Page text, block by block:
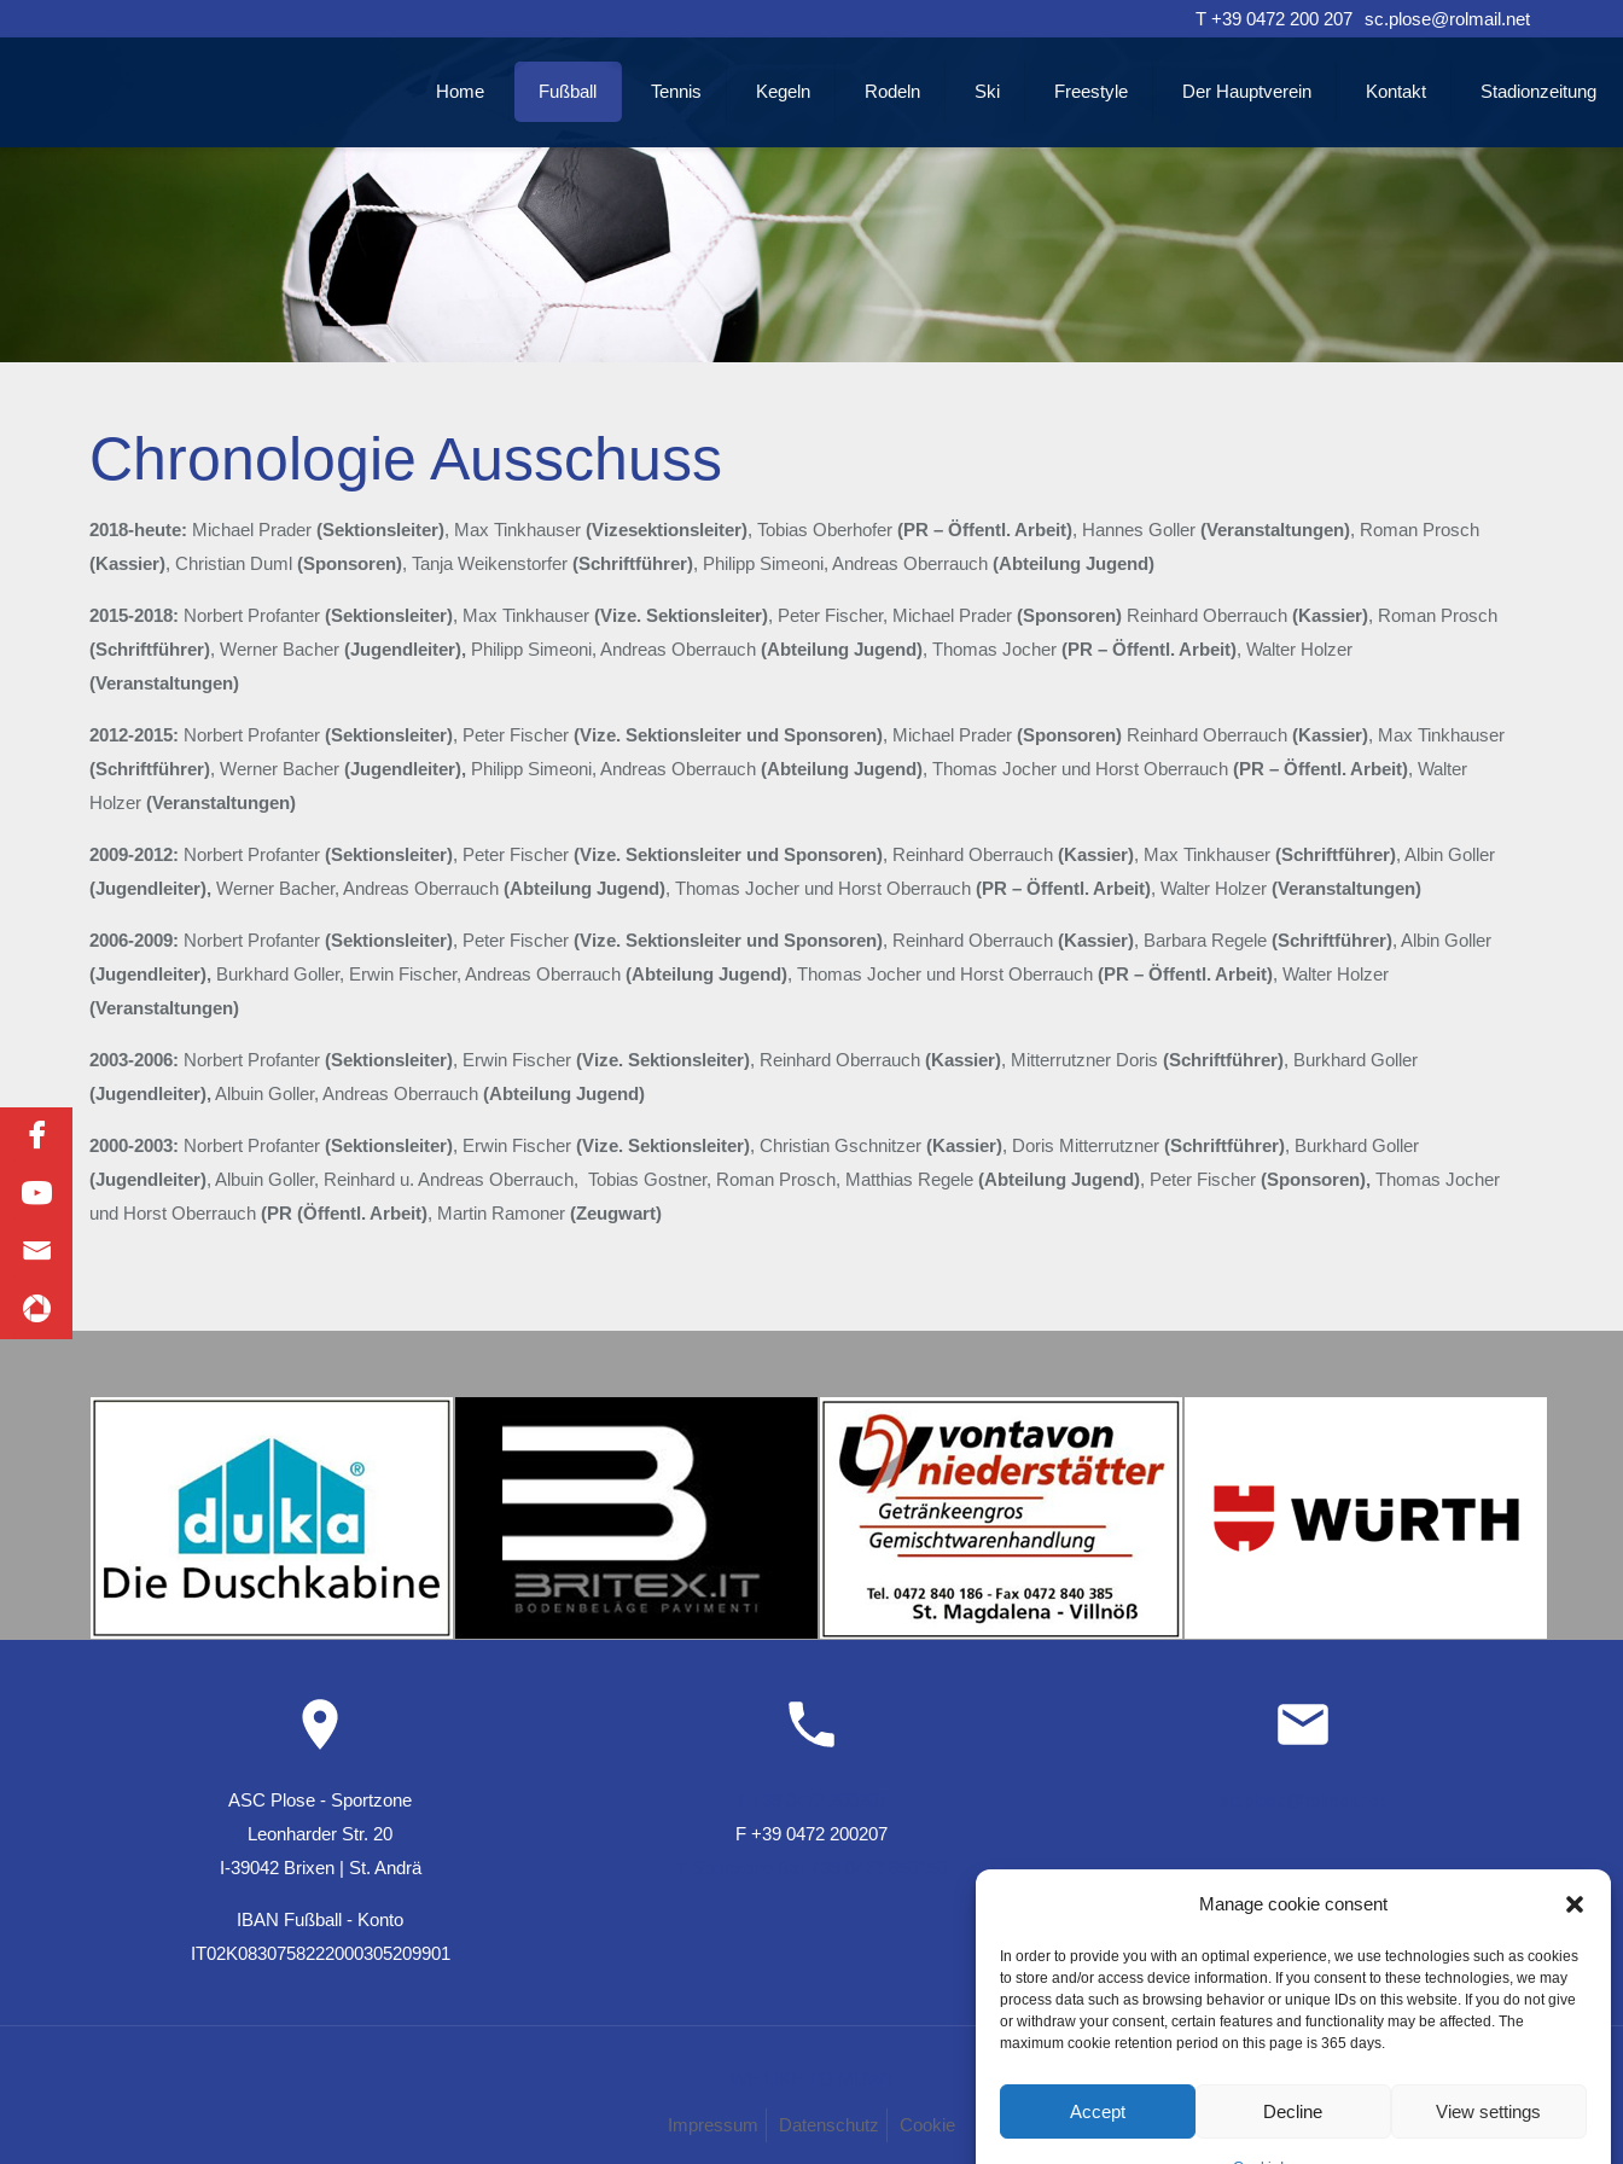
Manage cookie consent
In order to provide you with an optimal experience, we use technologies such as cookies
to store and/or access device information. If you consent to these technologies, we may
process data such as browsing behavior or unique IDs on this website. If you do not give
or withdraw your consent, certain features and functionality may be affected. The
maximum cookie retention period on this page is 365 days.
Accept Decline View settings
T +39 0472 200 207 sc.plose@rolmail.net
Home Fußball Tennis Kegeln Rodeln Ski Freestyle Der Hauptverein Kontakt Stadionzeitung
Chronologie Ausschuss
2018-heute: Michael Prader (Sektionsleiter), Max Tinkhauser (Vizesektionsleiter), Tobias Oberhofer (PR – Öffentl. Arbeit), Hannes Goller (Veranstaltungen), Roman Prosch
(Kassier), Christian Duml (Sponsoren), Tanja Weikenstorfer (Schriftführer), Philipp Simeoni, Andreas Oberrauch (Abteilung Jugend)
2015-2018: Norbert Profanter (Sektionsleiter), Max Tinkhauser (Vize. Sektionsleiter), Peter Fischer, Michael Prader (Sponsoren) Reinhard Oberrauch (Kassier), Roman Prosch
(Schriftführer), Werner Bacher (Jugendleiter), Philipp Simeoni, Andreas Oberrauch (Abteilung Jugend), Thomas Jocher (PR – Öffentl. Arbeit), Walter Holzer
(Veranstaltungen)
2012-2015: Norbert Profanter (Sektionsleiter), Peter Fischer (Vize. Sektionsleiter und Sponsoren), Michael Prader (Sponsoren) Reinhard Oberrauch (Kassier), Max Tinkhauser
(Schriftführer), Werner Bacher (Jugendleiter), Philipp Simeoni, Andreas Oberrauch (Abteilung Jugend), Thomas Jocher und Horst Oberrauch (PR – Öffentl. Arbeit), Walter
Holzer (Veranstaltungen)
2009-2012: Norbert Profanter (Sektionsleiter), Peter Fischer (Vize. Sektionsleiter und Sponsoren), Reinhard Oberrauch (Kassier), Max Tinkhauser (Schriftführer), Albin Goller
(Jugendleiter), Werner Bacher, Andreas Oberrauch (Abteilung Jugend), Thomas Jocher und Horst Oberrauch (PR – Öffentl. Arbeit), Walter Holzer (Veranstaltungen)
2006-2009: Norbert Profanter (Sektionsleiter), Peter Fischer (Vize. Sektionsleiter und Sponsoren), Reinhard Oberrauch (Kassier), Barbara Regele (Schriftführer), Albin Goller
(Jugendleiter), Burkhard Goller, Erwin Fischer, Andreas Oberrauch (Abteilung Jugend), Thomas Jocher und Horst Oberrauch (PR – Öffentl. Arbeit), Walter Holzer
(Veranstaltungen)
2003-2006: Norbert Profanter (Sektionsleiter), Erwin Fischer (Vize. Sektionsleiter), Reinhard Oberrauch (Kassier), Mitterrutzner Doris (Schriftführer), Burkhard Goller
(Jugendleiter),Albuin Goller, Andreas Oberrauch (Abteilung Jugend)
2000-2003: Norbert Profanter (Sektionsleiter), Erwin Fischer (Vize. Sektionsleiter), Christian Gschnitzer (Kassier), Doris Mitterrutzner (Schriftführer), Burkhard Goller
(Jugendleiter), Albuin Goller, Reinhard u. Andreas Oberrauch, Tobias Gostner, Roman Prosch, Matthias Regele (Abteilung Jugend), Peter Fischer (Sponsoren), Thomas Jocher
und Horst Oberrauch (PR (Öffentl. Arbeit), Martin Ramoner (Zeugwart)
ASC Plose - Sportzone
Leonharder Str. 20
I-39042 Brixen | St. Andrä
IBAN Fußball - Konto
IT02K0830758222000305209901
F +39 0472 200207
Impressum Datenschutz Cookie